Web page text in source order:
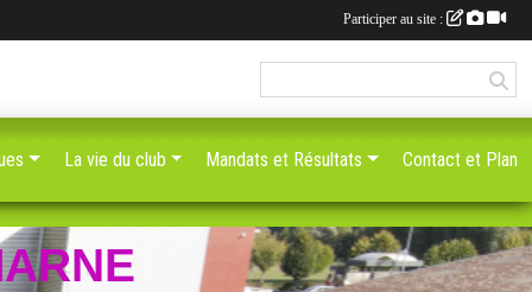
La vie du club Mandats et Résultats Contact et Plan
Participer au site :